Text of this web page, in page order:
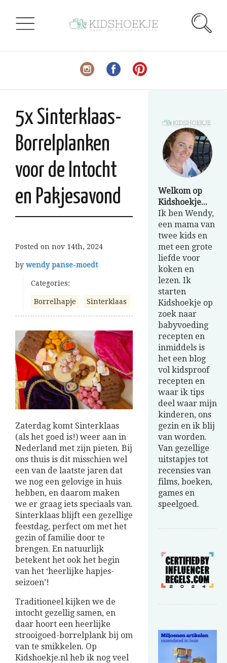
5x Sinterklaas-
Borrelplanken
voor de Intocht
en Pakjesavond
Posted on nov 14th, 2024
by wendy panse-moedt
Categories:
Borrelhapje Sinterklaas
Zaterdag komt Sinterklaas
(als het goed is!) weer aan in
Nederland met zijn pieten. Bij
ons thuis is dit misschien wel
een van de laatste jaren dat
we nog een gelovige in huis
hebben, en daarom maken
we er graag iets speciaals van.
Sinterklaas blijft een gezellige
feestdag, perfect om met het
gezin of familie door te
brengen. En natuurlijk
betekent het ook het begin
van het ‘heerlijke hapjes-
seizoen’!
Traditioneel kijken we de
intocht gezellig samen, en
daar hoort een heerlijke
strooigoed-borrelplank bij om
van te smikkelen. Op
Kidshoekje.nl heb ik nog veel
Welkom op
Kidshoekje...
Ik ben Wendy,
een mama van
twee kids en
met een grote
liefde voor
koken en
lezen. Ik
starten
Kidshoekje op
zoek naar
babyvoeding
recepten en
inmiddels is
het een blog
vol kidsproof
recepten en
waar ik tips
deel waar mijn
kinderen, ons
gezin en ik blij
van worden.
Van gezellige
uitstapjes tot
recensies van
films, boeken,
games en
speelgoed.